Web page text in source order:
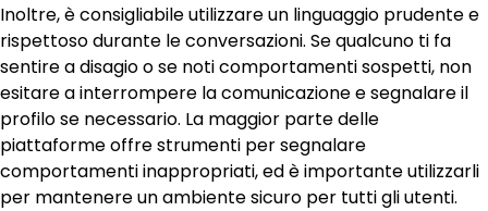
Inoltre, è consigliabile utilizzare un linguaggio prudente e
rispettoso durante le conversazioni. Se qualcuno ti fa
sentire a disagio o se noti comportamenti sospetti, non
esitare a interrompere la comunicazione e segnalare il
profilo se necessario. La maggior parte delle
piattaforme offre strumenti per segnalare
comportamenti inappropriati, ed è importante utilizzarli
per mantenere un ambiente sicuro per tutti gli utenti.